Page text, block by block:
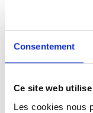
Consentement
Ce site web
Les cookies nous